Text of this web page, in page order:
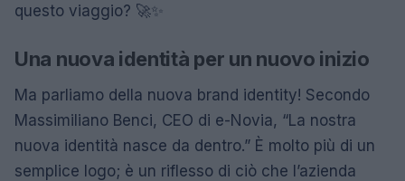
questo viaggio? 🚀✨
Una nuova identità per un nuovo inizio
Ma parliamo della nuova brand identity! Secondo
Massimiliano Benci, CEO di e-Novia, “La nostra
nuova identità nasce da dentro.” È molto più di un
semplice logo; è un riflesso di ciò che l’azienda